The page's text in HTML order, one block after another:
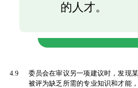
的人才。
4.9
委员会在审议另一项建议时，发现
被评为缺乏所需的专业知识和才能